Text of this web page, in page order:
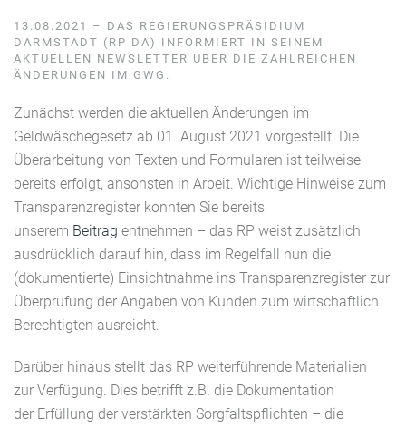
13.08.2021 – DAS REGIERUNGSPRÄSIDIUM
DARMSTADT (RP DA) INFORMIERT IN SEINEM
AKTUELLEN NEWSLETTER ÜBER DIE ZAHLREICHEN
ÄNDERUNGEN IM GWG.
Zunächst werden die aktuellen Änderungen im
Geldwäschegesetz ab 01. August 2021 vorgestellt. Die
Überarbeitung von Texten und Formularen ist teilweise
bereits erfolgt, ansonsten in Arbeit. Wichtige Hinweise zum
Transparenzregister konnten Sie bereits
unserem Beitrag entnehmen – das RP weist zusätzlich
ausdrücklich darauf hin, dass im Regelfall nun die
(dokumentierte) Einsichtnahme ins Transparenzregister zur
Überprüfung der Angaben von Kunden zum wirtschaftlich
Berechtigten ausreicht.
Darüber hinaus stellt das RP weiterführende Materialien
zur Verfügung. Dies betrifft z.B. die Dokumentation
der Erfüllung der verstärkten Sorgfaltspflichten – die